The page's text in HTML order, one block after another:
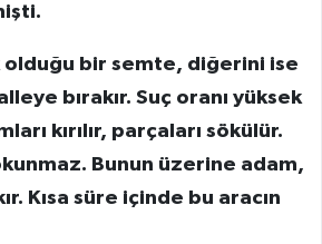
olduğu bir semte, diğerini ise
bırakır. Suç oranı yüksek
kırılır, parçaları sökülür.
Bunun üzerine adam,
Kısa süre içinde bu aracın